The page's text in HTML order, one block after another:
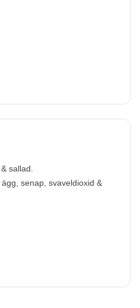
sallad.
senap, svaveldioxid &